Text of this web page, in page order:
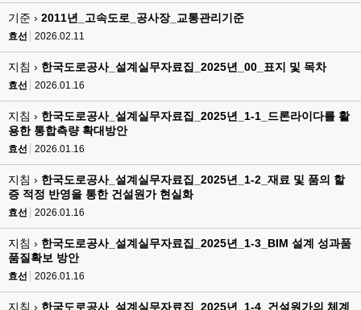
기준 › 2011년_고속도로_공사장_교통관리기준
효선 2026.02.11
지침 › 한국도로공사_설계실무자료집_2025년_00_표지 및 목차
효선 2026.01.16
지침 › 한국도로공사_설계실무자료집_2025년_1-1_드론라이다를 활
용한 통합측량 확대방안
효선 2026.01.16
지침 › 한국도로공사_설계실무자료집_2025년_1-2_재료 및 품의 할
증 적정 반영을 통한 건설원가 현실화
효선 2026.01.16
지침 › 한국도로공사_설계실무자료집_2025년_1-3_BIM 설계 성과품
품질확보 방안
효선 2026.01.16
지침 › 한국도로공사_설계실무자료집_2025년_1-4_건설원가의 체계